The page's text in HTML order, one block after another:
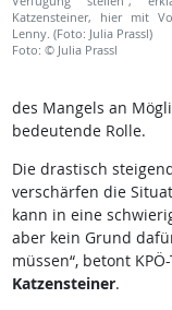
Katzensteiner, hier mit
Lenny. (Foto: Julia Prassl)
Foto: © Julia Prassl
des Mangels an
bedeutende Rolle.
Die drastisch
verschärfen die
kann in eine
aber kein Grund
müssen“, betont
Katzensteiner.